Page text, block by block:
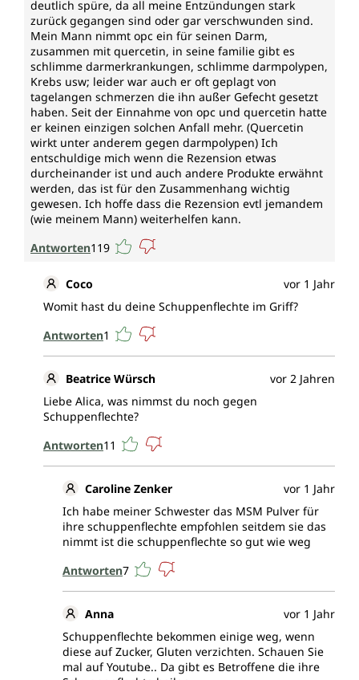
deutlich spüre, da all meine Entzündungen stark
zurück gegangen sind oder gar verschwunden sind.
Mein Mann nimmt opc ein für seinen Darm,
zusammen mit quercetin, in seine familie gibt es
schlimme darmerkrankungen, schlimme darmpolypen,
Krebs usw; leider war auch er oft geplagt von
tagelangen schmerzen die ihn außer Gefecht gesetzt
haben. Seit der Einnahme von opc und quercetin hatte
er keinen einzigen solchen Anfall mehr. (Quercetin
wirkt unter anderem gegen darmpolypen) Ich
entschuldige mich wenn die Rezension etwas
durcheinander ist und auch andere Produkte erwähnt
werden, das ist für den Zusammenhang wichtig
gewesen. Ich hoffe dass die Rezension evtl jemandem
(wie meinem Mann) weiterhelfen kann.
Antworten119
Coco
vor 1 Jahr
Womit hast du deine Schuppenflechte im Griff?
Antworten1
Beatrice Würsch
vor 2 Jahren
Liebe Alica, was nimmst du noch gegen
Schuppenflechte?
Antworten11
Caroline Zenker
vor 1 Jahr
Ich habe meiner Schwester das MSM Pulver für
ihre schuppenflechte empfohlen seitdem sie das
nimmt ist die schuppenflechte so gut wie weg
Antworten7
Anna
vor 1 Jahr
Schuppenflechte bekommen einige weg, wenn
diese auf Zucker, Gluten verzichten. Schauen Sie
mal auf Youtube.. Da gibt es Betroffene die ihre